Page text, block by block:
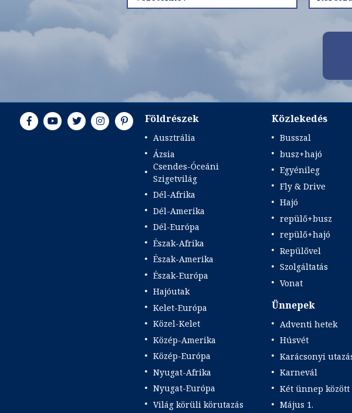
Földrészek
Ausztrália
Ázsia
Csendes-Óceáni
Szigetvilág
Dél-Afrika
Dél-Amerika
Dél-Európa
Észak-Afrika
Észak-Amerika
Észak-Európa
Hajóutak
Kelet-Európa
Közel-Kelet
Közép-Amerika
Közép-Európa
Nyugat-Afrika
Nyugat-Európa
Világ körüli körutazás
Közlekedés
Busszal
busz+hajó
Egyénileg
Fly & Drive
Hajó
repülő+busz
repülő+hajó
Repülővel
Szolgáltatás
Vonat
Ünnepek
Adventi hetek
Húsvét
Karácsonyi
Karnevál
Két ünnep között
Május 1.